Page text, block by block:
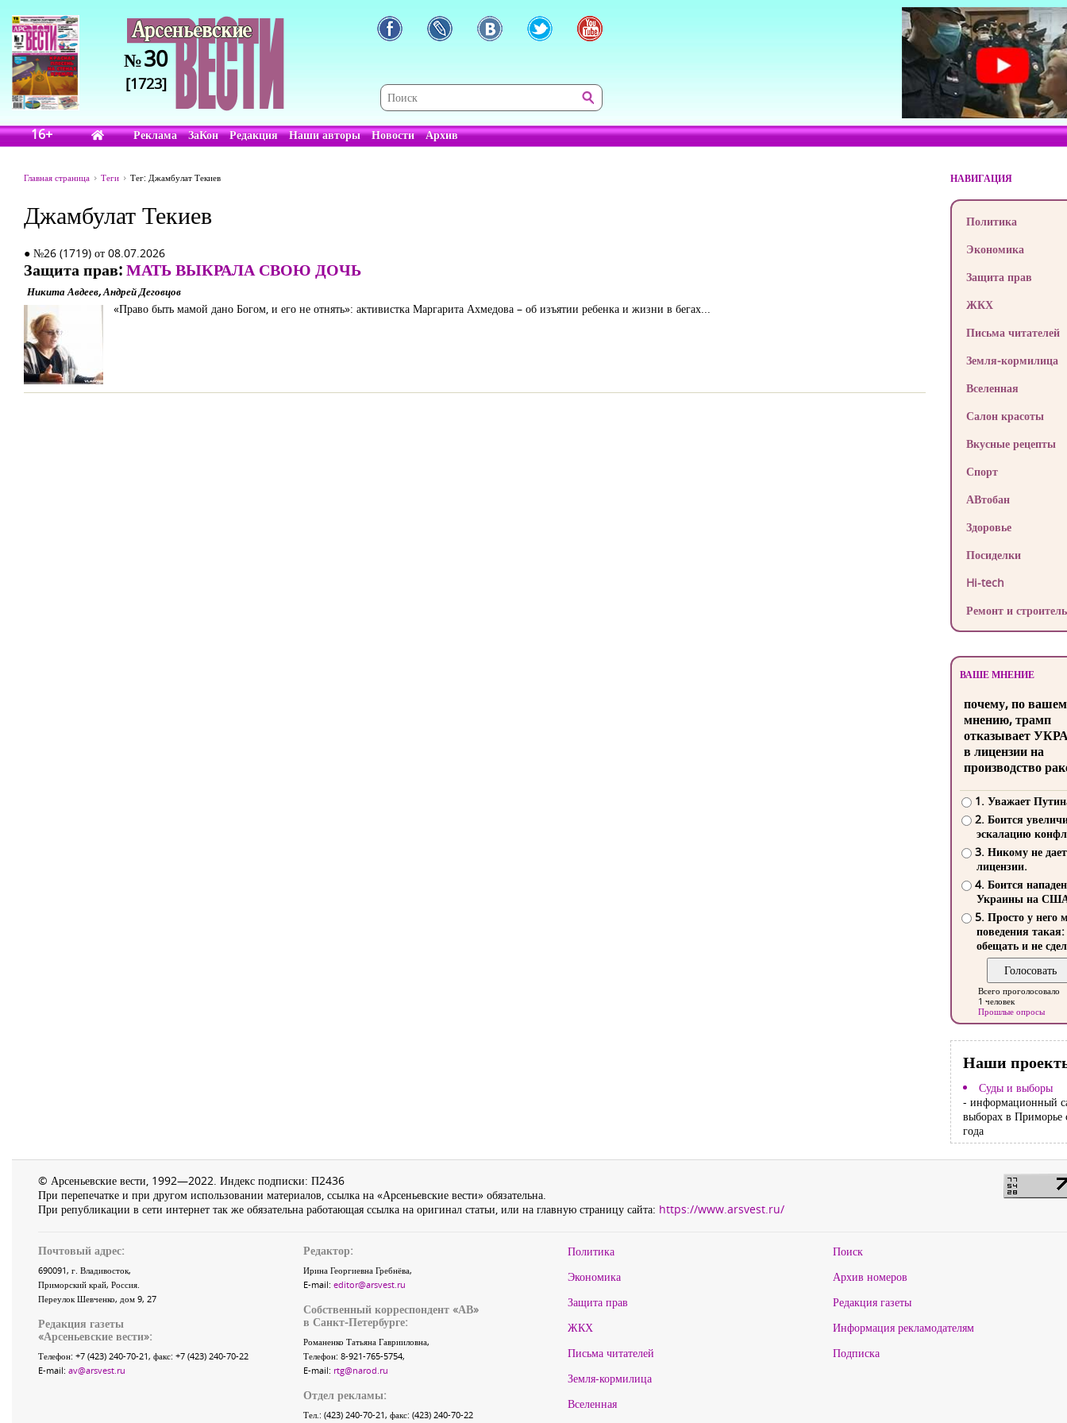
№30
[1723]
16+ Реклама ЗаКон Редакция Наши авторы Новости Архив
Главная страница Теги Тег: Джамбулат Текиев
Джамбулат Текиев
● №26 (1719) от 08.07.2026
Защита прав:МАТЬ ВЫКРАЛА СВОЮ ДОЧЬ
Никита Авдеев, Андрей Деговцов
«Право быть мамой дано Богом, и его не отнять»: активистка Маргарита Ахмедова – об изъятии ребенка и жизни в бегах...
НАВИГАЦИЯ
Политика
Экономика
Защита прав
ЖКХ
Письма читателей
Земля-кормилица
Вселенная
Салон красоты
Вкусные рецепты
Спорт
АВтобан
Здоровье
Посиделки
Hi-tech
Ремонт и
ВАШЕ МНЕНИЕ
почему, по
мнению, трамп
отказывает
в лицензии на
производство
1. Уважает
2. Боится
эскалацию
3. Никому не
лицензии.
4. Боится
Украины на
5. Просто у него
поведения такая:
обещать и не
Всего проголосовало
1 человек
Прошлые опросы
Наши
Суды и выборы
- информационный
выборах в Приморье
года
© Арсеньевские вести, 1992—2022. Индекс подписки: П2436
При перепечатке и при другом использовании материалов, ссылка на «Арсеньевские вести» обязательна.
При републикации в сети интернет так же обязательна работающая ссылка на оригинал статьи, или на главную страницу сайта: https://www.arsvest.ru/
Почтовый адрес:
690091, г. Владивосток,
Приморский край, Россия.
Переулок Шевченко, дом 9, 27
Редакция газеты
«Арсеньевские вести»:
Телефон: +7 (423) 240-70-21, факс: +7 (423) 240-70-22
E-mail: av@arsvest.ru
Редактор:
Ирина Георгиевна Гребнёва,
E-mail: editor@arsvest.ru
Собственный корреспондент «АВ»
в Санкт-Петербурге:
Романенко Татьяна Гаврииловна,
Телефон: 8-921-765-5754,
E-mail: rtg@narod.ru
Отдел рекламы:
Тел.: (423) 240-70-21, факс: (423) 240-70-22
Политика
Экономика
Защита прав
ЖКХ
Письма читателей
Земля-кормилица
Вселенная
Поиск
Архив номеров
Редакция газеты
Информация рекламодателям
Подписка